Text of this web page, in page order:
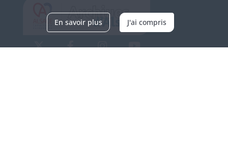
En savoir plus J'ai compris